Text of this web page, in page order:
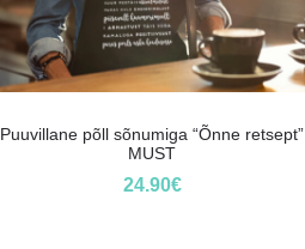
Puuvillane põll sõnumiga “Õnne retsept”
MUST
24.90€